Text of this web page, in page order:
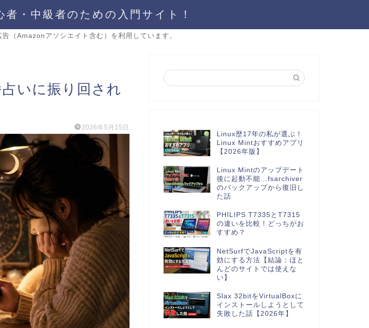
者・中級者のための入門サイト！
（Amazonアソシエイト含む）を利用しています。
いに振り回され
2026年5月15日
Linux歴17年の私が選ぶ！
Linux Mintおすすめアプリ
【2026年版】
Linux Mintのアップデート
後に起動不能…fsarchiver
のバックアップから復旧し
た話
PHILIPS T7335とT7315
の違いを比較！どっちがお
すすめ？
NetSurfでJavaScriptを有
効にする方法【結論：ほと
んどのサイトでは使えな
い】
Slax 32bitをVirtualBoxに
インストールしようとして
失敗した話【2026年】